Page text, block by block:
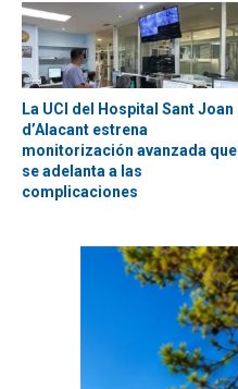
La UCI del Hospital Sant Joan
d’Alacant estrena
monitorización avanzada que
se adelanta a las
complicaciones